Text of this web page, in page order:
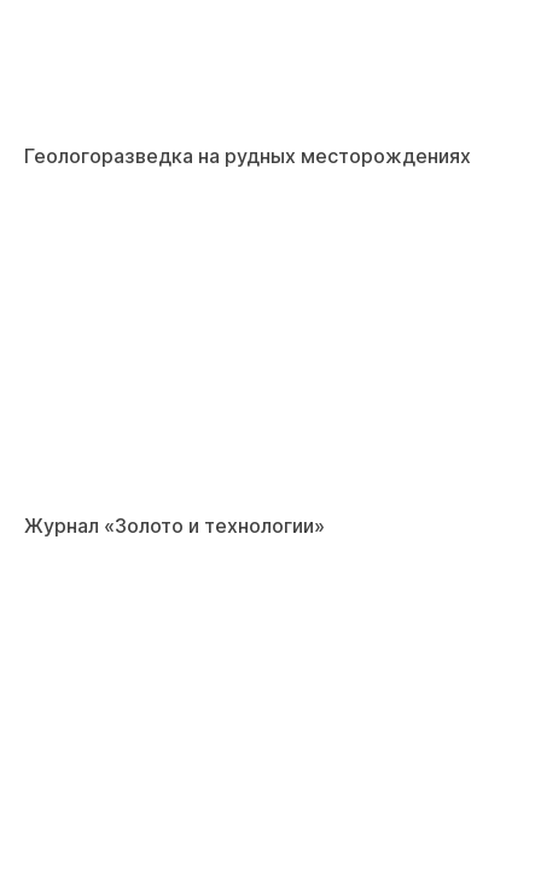
Геологоразведка на рудных месторождениях
Журнал «Золото и технологии»